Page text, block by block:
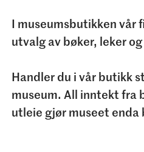
I museumsbutikken vår
utvalg av bøker, leker
Handler du i vår butikk
museum. All inntekt fra
utleie gjør museet enda